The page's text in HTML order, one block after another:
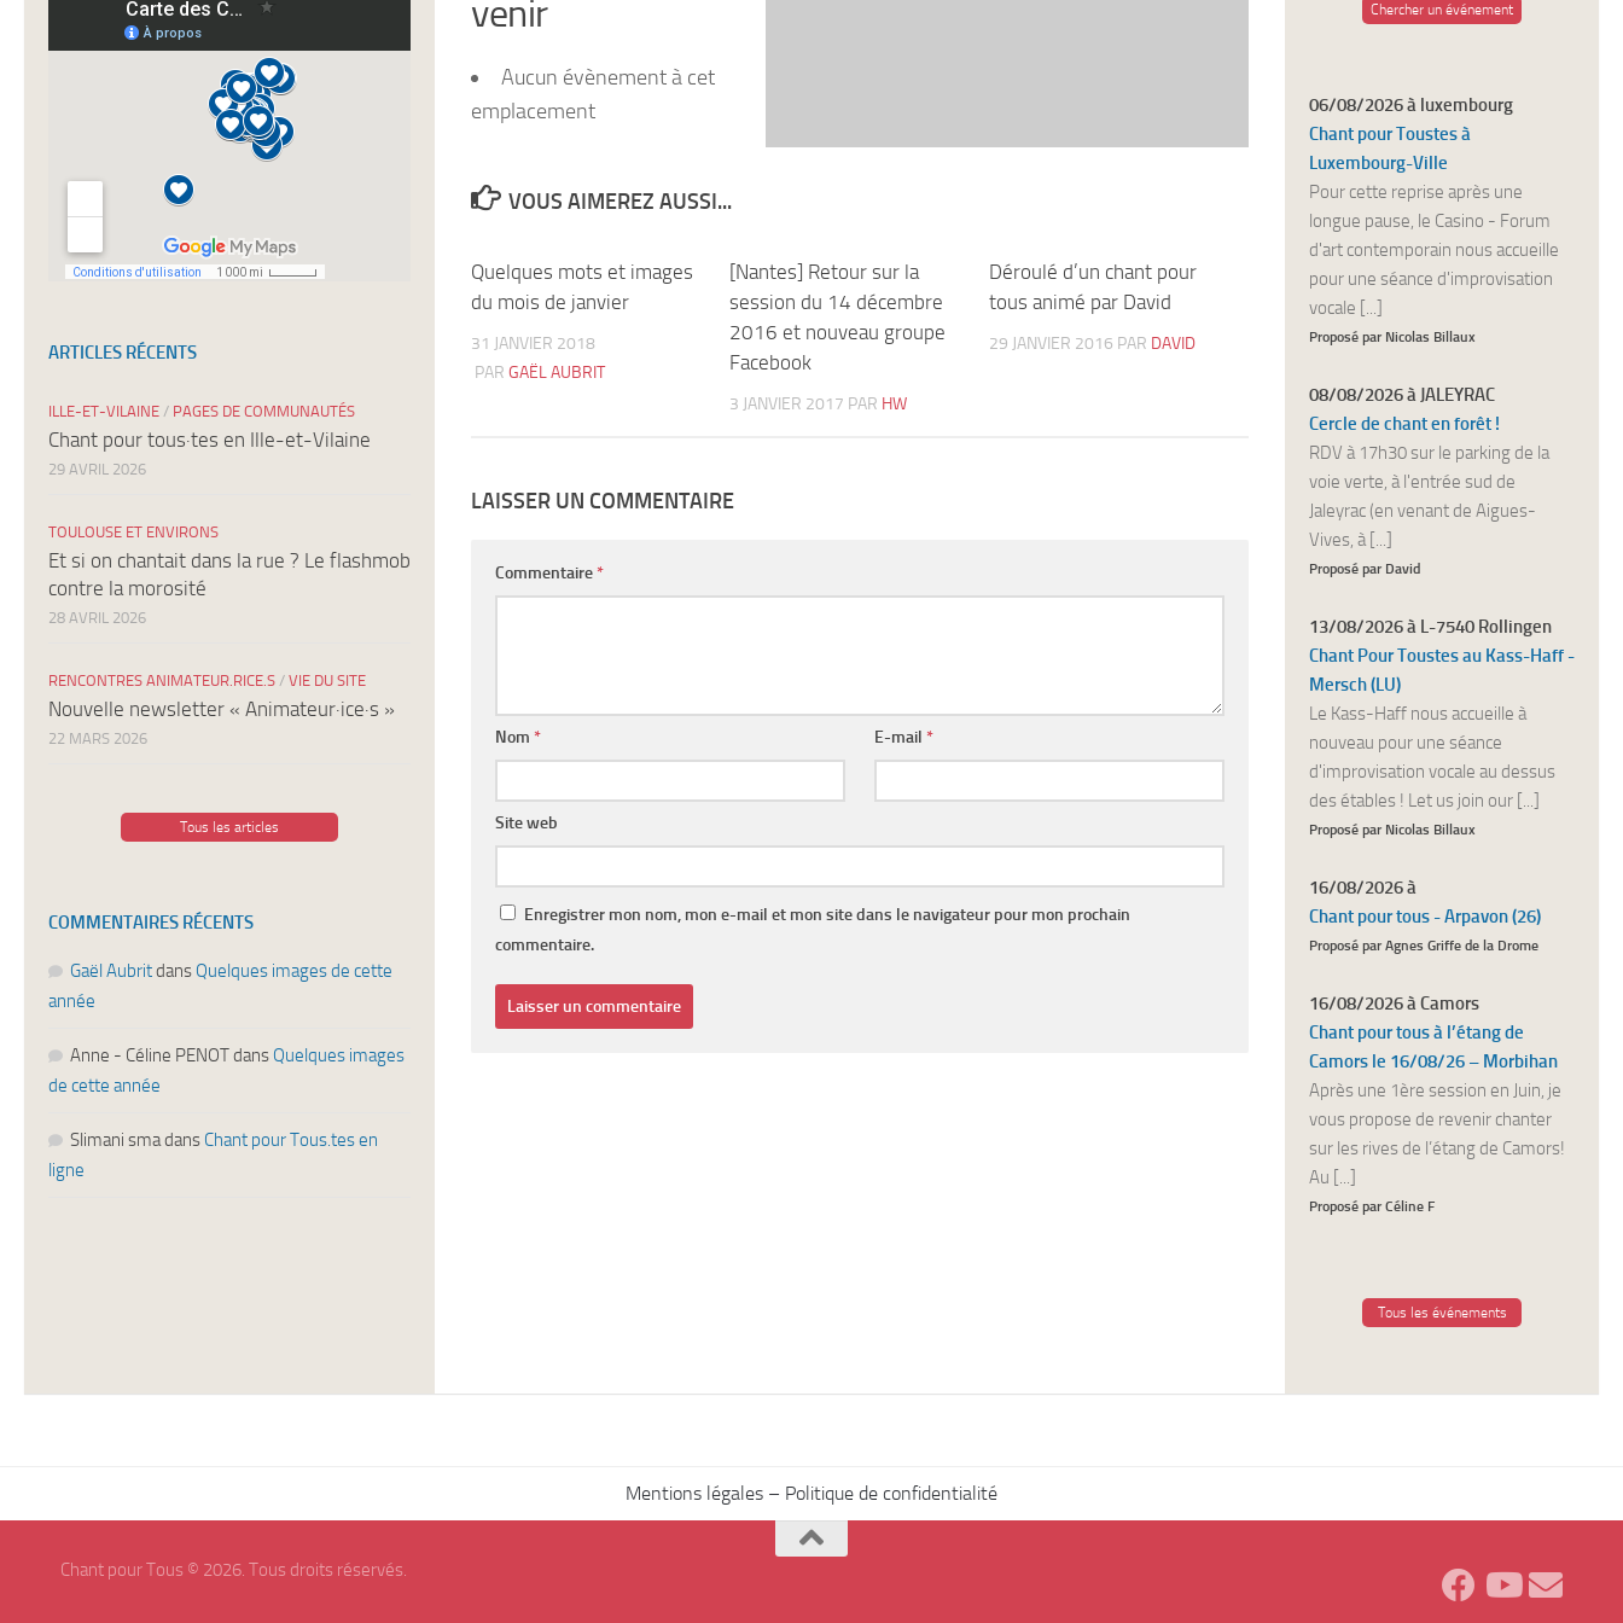
venir
Aucun évènement à cet
emplacement
VOUS AIMEREZ AUSSI...
Quelques mots et images
du mois de janvier
31 JANVIER 2018
PAR GAËL AUBRIT
[Nantes] Retour sur la
session du 14 décembre
2016 et nouveau groupe
Facebook
3 JANVIER 2017 PAR HW
Déroulé d’un chant pour
tous animé par David
29 JANVIER 2016 PAR DAVID
LAISSER UN COMMENTAIRE
Commentaire *
Nom * E-mail *
Site web
Enregistrer mon nom, mon e-mail et mon site dans le navigateur pour mon prochain
commentaire.
newsletters
ARTICLES RÉCENTS
ILLE-ET-VILAINE / PAGES DE COMMUNAUTÉS
Chant pour tous·tes en Ille-et-Vilaine
29 AVRIL 2026
TOULOUSE ET ENVIRONS
Et si on chantait dans la rue ? Le flashmob
contre la morosité
28 AVRIL 2026
RENCONTRES ANIMATEUR.RICE.S / VIE DU SITE
Nouvelle newsletter « Animateur·ice·s »
22 MARS 2026
Tous les articles
COMMENTAIRES RÉCENTS
Gaël Aubritdans Quelques images de cette
année
Anne - Céline PENOTdans Quelques images
de cette année
Slimani smadans Chant pour Tous.tes en
ligne
Chercher un événement
06/08/2026 à luxembourg
Chant pour Toustes à
Luxembourg-Ville
Pour cette reprise après une
longue pause, le Casino - Forum
d'art contemporain nous accueille
pour une séance d'improvisation
vocale [...]
Proposé par Nicolas Billaux
08/08/2026 à JALEYRAC
Cercle de chant en forêt !
RDV à 17h30 sur le parking de la
voie verte, à l'entrée sud de
Jaleyrac (en venant de Aigues-
Vives, à [...]
Proposé par David
13/08/2026 à L-7540 Rollingen
Chant Pour Toustes au Kass-Haff -
Mersch (LU)
Le Kass-Haff nous accueille à
nouveau pour une séance
d'improvisation vocale au dessus
des étables ! Let us join our [...]
Proposé par Nicolas Billaux
16/08/2026 à
Chant pour tous - Arpavon (26)
Proposé par Agnes Griffe de la Drome
16/08/2026 à Camors
Chant pour tous à l’étang de
Camors le 16/08/26 – Morbihan
Après une 1ère session en Juin, je
vous propose de revenir chanter
sur les rives de l’étang de Camors!
Au [...]
Proposé par Céline F
Tous les événements
Mentions légales – Politique de confidentialité
Chant pour Tous © 2026. Tous droits réservés.